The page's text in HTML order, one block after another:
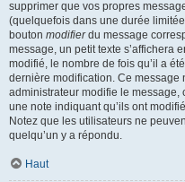
supprimer que vos propres
(quelquefois dans une durée
bouton modifierdu message
message, un petit texte s’affichera
modifié, le nombre de fois qu’il a
dernière modification. Ce message
administrateur modifie le
une note indiquant qu’ils ont
Notez que les utilisateurs ne
quelqu’un y a répondu.
Haut